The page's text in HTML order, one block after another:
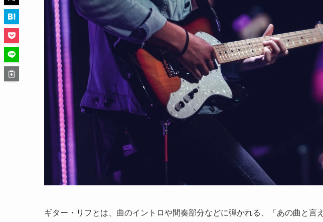
ギター・リフとは、曲のイントロや間奏部分などに弾かれる、「あの曲と言